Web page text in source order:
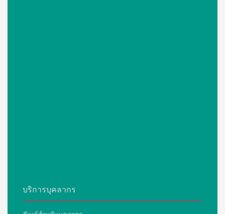
บริการบุคลากร